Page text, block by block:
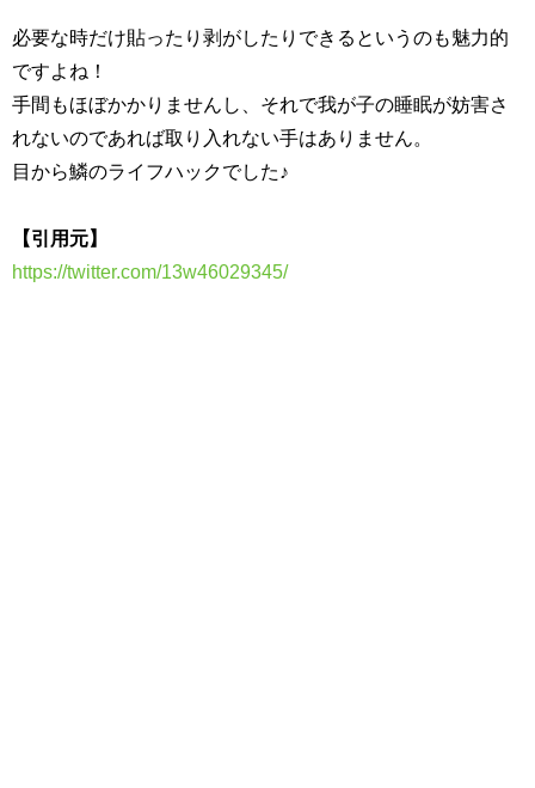
必要な時だけ貼ったり剥がしたりできるというのも魅力的
ですよね！
手間もほぼかかりませんし、それで我が子の睡眠が妨害さ
れないのであれば取り入れない手はありません。
目から鱗のライフハックでした♪
【引用元】
https://twitter.com/13w46029345/